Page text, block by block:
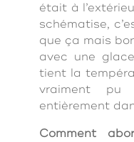
était à
schématise,
que ça mais
avec une
tient la
vraiment pu
entièrement
Comment